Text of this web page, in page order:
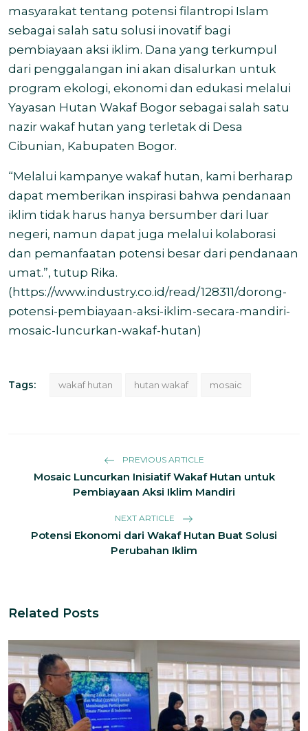
masyarakat tentang potensi filantropi Islam
sebagai salah satu solusi inovatif bagi
pembiayaan aksi iklim. Dana yang terkumpul
dari penggalangan ini akan disalurkan untuk
program ekologi, ekonomi dan edukasi melalui
Yayasan Hutan Wakaf Bogor sebagai salah satu
nazir wakaf hutan yang terletak di Desa
Cibunian, Kabupaten Bogor.
“Melalui kampanye wakaf hutan, kami berharap
dapat memberikan inspirasi bahwa pendanaan
iklim tidak harus hanya bersumber dari luar
negeri, namun dapat juga melalui kolaborasi
dan pemanfaatan potensi besar dari pendanaan
umat.”, tutup Rika.
( https://www.industry.co.id/read/128311/dorong-
potensi-pembiayaan-aksi-iklim-secara-mandiri-
mosaic-luncurkan-wakaf-hutan)
Tags: wakaf hutan hutan wakaf mosaic
PREVIOUS ARTICLE
Mosaic Luncurkan Inisiatif Wakaf Hutan untuk
Pembiayaan Aksi Iklim Mandiri
NEXT ARTICLE
Potensi Ekonomi dari Wakaf Hutan Buat Solusi
Perubahan Iklim
Related Posts